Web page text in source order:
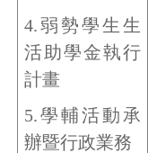
4.弱勢學生生
活助學金執行
計畫
5.學輔活動承
辦暨行政業務